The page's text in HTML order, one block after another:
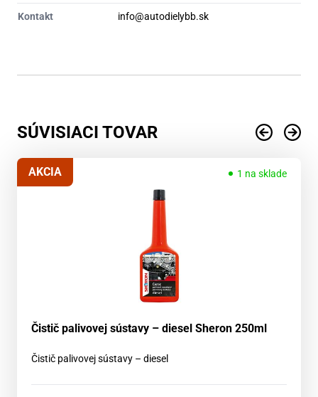
Kontakt info@autodielybb.sk
SÚVISIACI TOVAR
1 na sklade
AKCIA
Čistič palivovej sústavy – diesel Sheron 250ml
Čistič palivovej sústavy – diesel